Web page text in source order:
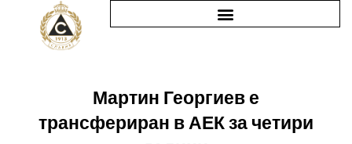
Мартин Георгиев е
трансфериран в АЕК за четири